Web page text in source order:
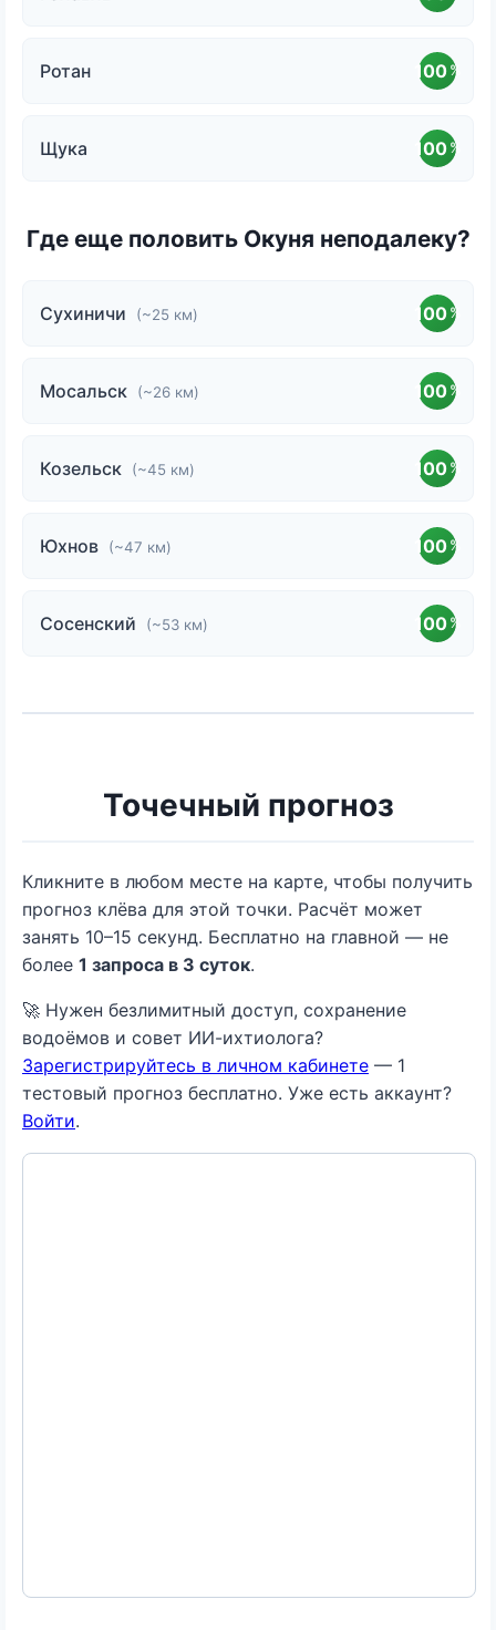
Ротан 100 %
Щука 100 %
Где еще половить Окуня неподалеку?
Сухиничи (~25 км) 100 %
Мосальск (~26 км) 100 %
Козельск (~45 км) 100 %
Юхнов (~47 км) 100 %
Сосенский (~53 км) 100 %
Точечный прогноз
Кликните в любом месте на карте, чтобы получить
прогноз клёва для этой точки. Расчёт может
занять 10–15 секунд. Бесплатно на главной — не
более 1 запроса в 3 суток.
🚀 Нужен безлимитный доступ, сохранение
водоёмов и совет ИИ-ихтиолога?
Зарегистрируйтесь в личном кабинете — 1
тестовый прогноз бесплатно. Уже есть аккаунт?
Войти.